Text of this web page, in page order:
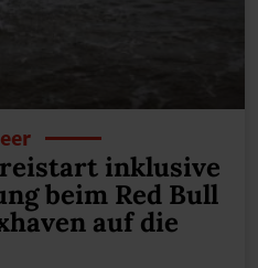
inklusive
beim Red Bull
auf die